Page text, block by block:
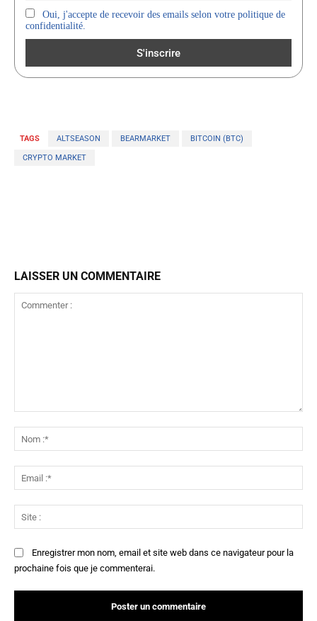
Oui, j'accepte de recevoir des emails selon votre politique de
confidentialité.
TAGS ALTSEASON BEARMARKET BITCOIN (BTC)
CRYPTO MARKET
LAISSER UN COMMENTAIRE
:*
:*
:
Enregistrer mon nom, email et site web dans ce navigateur pour la
prochaine fois que je commenterai.